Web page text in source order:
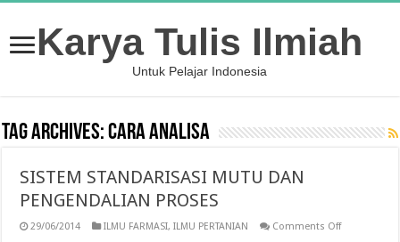
Karya Tulis Ilmiah
Untuk Pelajar Indonesia
Tag Archives:Cara Analisa
SISTEM STANDARISASI MUTU DAN
PENGENDALIAN PROSES
29/06/2014 ILMU FARMASI,ILMU PERTANIAN Comments Offon